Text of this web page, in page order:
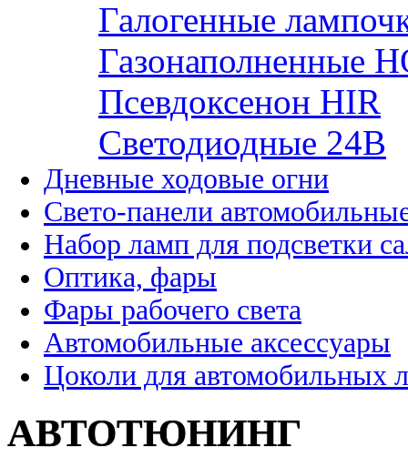
Галогенные
Газонаполненные
Псевдоксенон HIR
Cветодиодные 24B
Дневные ходовые огни
Свето-панели
Набор ламп для подсветки
Оптика, фары
Фары рабочего света
Автомобильные аксессуары
Цоколи для автомобильных
АВТОТЮНИНГ